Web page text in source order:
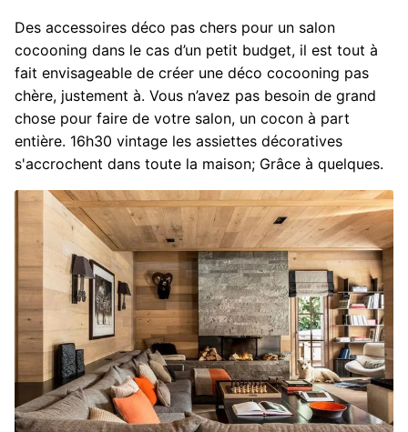
Des accessoires déco pas chers pour un salon
cocooning dans le cas d’un petit budget, il est tout à
fait envisageable de créer une déco cocooning pas
chère, justement à. Vous n’avez pas besoin de grand
chose pour faire de votre salon, un cocon à part
entière. 16h30 vintage les assiettes décoratives
s'accrochent dans toute la maison; Grâce à quelques.